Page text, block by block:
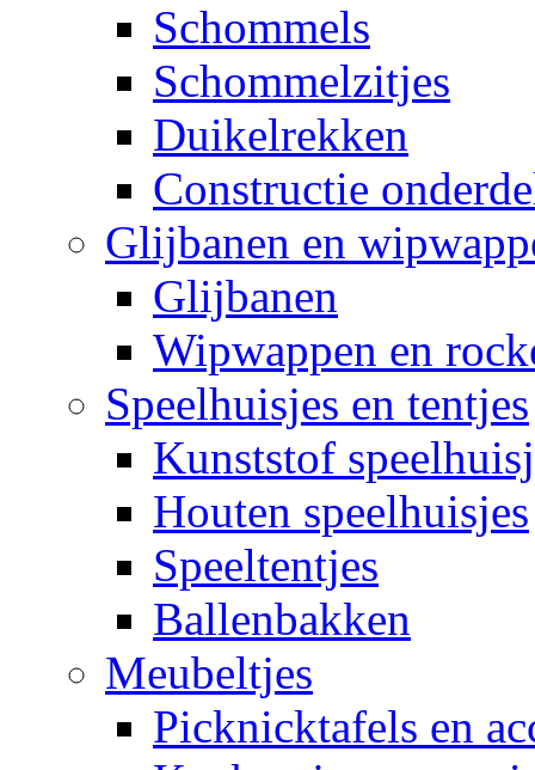
Schommels
Schommelzitjes
Duikelrekken
Constructie
Glijbanen en
Glijbanen
Wipwappen en
Speelhuisjes en tentjes
Kunststof
Houten speelhuisjes
Speeltentjes
Ballenbakken
Meubeltjes
Picknicktafels en